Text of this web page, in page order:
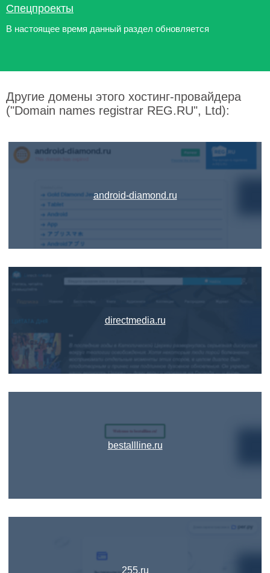
Спецпроекты
В настоящее время данный раздел обновляется
Другие домены этого хостинг-провайдера
("Domain names registrar REG.RU", Ltd):
android-diamond.ru
directmedia.ru
bestallline.ru
255.ru